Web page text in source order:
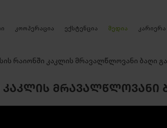
კოოპერაცია ექსტენცია მედია კარიერა
რაიონში კაკლის მრავალწლოვანი ბაღი
ᲛᲠᲐᲕᲐᲚᲬᲚᲝᲕᲐᲜᲘ